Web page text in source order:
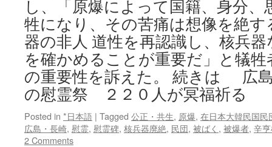
し、「原爆によって国籍、身分
牲になり、その苦痛は想像を絶
器の非人 道性を再認識し、核兵
を確かめることが重要だ」と犠
の重要性を訴えた。 続きは 広
の慰霊祭 ２２０人が冥福祈る
Posted in *日本語 | Tagged 公正・共生, 原爆, 在日本大韓民国民
広島・長崎, 慰霊, 慰霊碑, 核兵器廃絶, 民団, 被ばく , 被爆者, 辛
2 Comments